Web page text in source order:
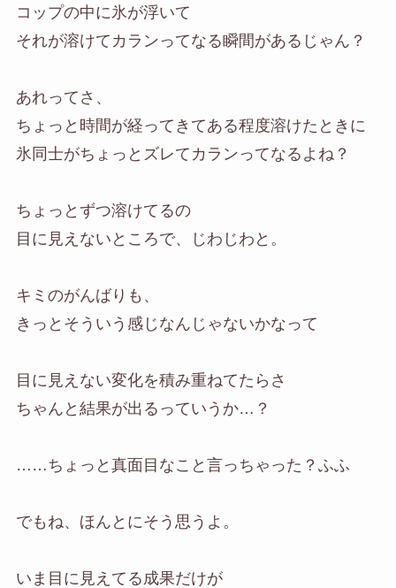
コップの中に氷が浮いて
それが溶けてカランってなる瞬間があるじゃん？
あれってさ、
ちょっと時間が経ってきてある程度溶けたときに
氷同士がちょっとズレてカランってなるよね？
ちょっとずつ溶けてるの
目に見えないところで、じわじわと。
キミのがんばりも、
きっとそういう感じなんじゃないかなって
目に見えない変化を積み重ねてたらさ
ちゃんと結果が出るっていうか…？
……ちょっと真面目なこと言っちゃった？ふふ
でもね、ほんとにそう思うよ。
いま目に見えてる成果だけが